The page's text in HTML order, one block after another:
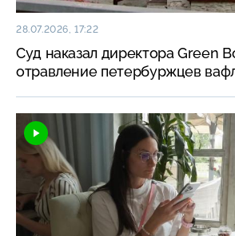
28.07.2026, 17:22
Суд наказал директора Green
отравление петербуржцев